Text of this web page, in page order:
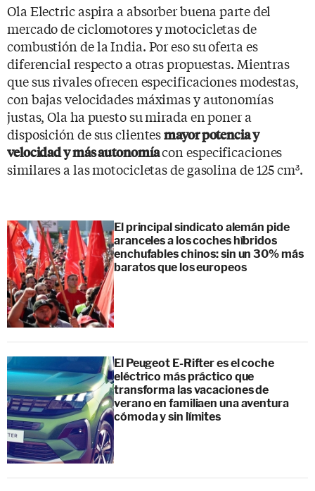
Ola Electric aspira a absorber buena parte del
mercado de ciclomotores y motocicletas de
combustión de la India. Por eso su oferta es
diferencial respecto a otras propuestas. Mientras
que sus rivales ofrecen especificaciones modestas,
con bajas velocidades máximas y autonomías
justas, Ola ha puesto su mirada en poner a
disposición de sus clientesmayor potencia y
velocidad y más autonomíacon especificaciones
similares a las motocicletas de gasolina de 125 cm3.
El principal sindicato alemán pide
aranceles a los coches híbridos
enchufables chinos: sin un 30% más
baratos que los europeos
El Peugeot E-Rifter es el coche
eléctrico más práctico que
transforma las vacaciones de
verano en familiaen una aventura
cómoda y sin límites